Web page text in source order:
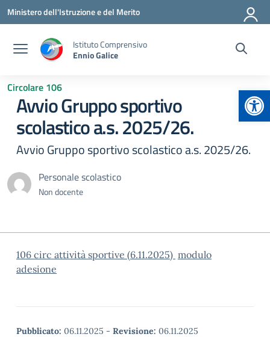
Vai ai contenuti
Vai al menu di navigazione
Vai al footer
Ministero dell'Istruzione e del Merito
Istituto Comprensivo
Ennio Galice
Circolare 106
Avvio Gruppo sportivo
scolastico a.s. 2025/26.
Avvio Gruppo sportivo scolastico a.s. 2025/26.
Personale scolastico
Non docente
106 circ attività sportive (6.11.2025) modulo
adesione
Pubblicato: 06.11.2025 - Revisione: 06.11.2025